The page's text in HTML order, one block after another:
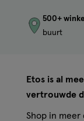
500+
buurt
Etos is al
vertrouwde
Shop in meer